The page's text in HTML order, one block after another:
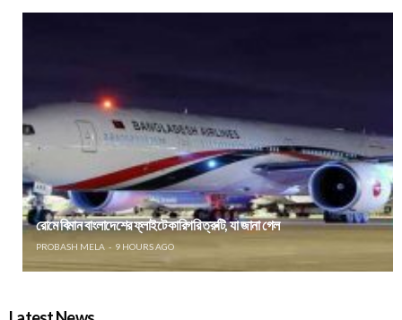
রোমে বিমান বাংলাদেশের ফ্লাইটে কারিগরি ত্রুটি, যা জানা গেল
PROBASH MELA 9 HOURS AGO